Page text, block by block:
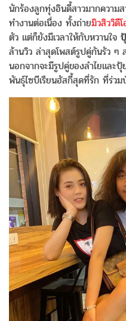
นักร้องลูกทุ่งอินดี้สาวมากความ
ทำงานต่อเนื่อง ทั้งถ่ายมิวสิววิดี
ตัว แต่ก็ยังมีเวลาให้กับหวานใจ
ล้านวิว ล่าสุดโพสต์รูปคู่กันรัว ๆ
นอกจากจะมีรูปคู่ของลำไยแล
พันธุ์ไซบีเรียนฮัสกี้สุดที่รัก ที่ร่ว